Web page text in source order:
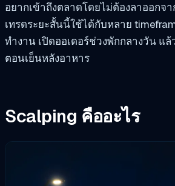
อยากเข้าถึงตลาดโดยไม่ต้องลาออกจ
เทรดระยะสั้นนี้ใช้ได้กับหลาย
ทำงาน เปิดออเดอร์ช่วงพักกลางวัน แ
ตอนเย็นหลังอาหาร
Scalping คืออะไร